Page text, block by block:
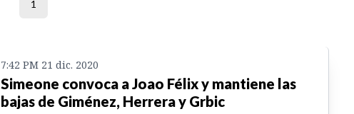
1
7:42 PM 21 dic. 2020
Simeone convoca a Joao Félix y mantiene las
bajas de Giménez, Herrera y Grbic